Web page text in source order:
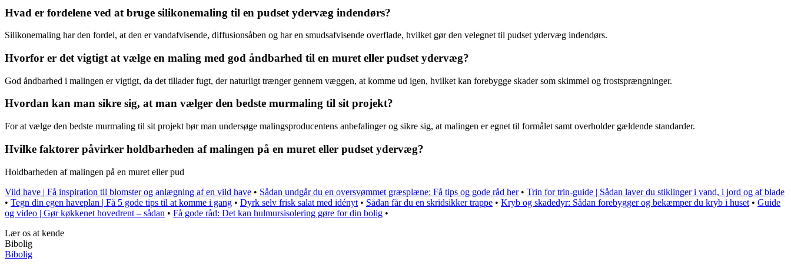
Hvad er fordelene ved at bruge silikonemaling til en pudset ydervæg indendørs?
Silikonemaling har den fordel, at den er vandafvisende, diffusionsåben og har en smudsafvisende overflade, hvilket gør den velegnet til pudset ydervæg indendørs.
Hvorfor er det vigtigt at vælge en maling med god åndbarhed til en muret eller pudset ydervæg?
God åndbarhed i malingen er vigtigt, da det tillader fugt, der naturligt trænger gennem væggen, at komme ud igen, hvilket kan forebygge skader som skimmel og frostsprængninger.
Hvordan kan man sikre sig, at man vælger den bedste murmaling til sit projekt?
For at vælge den bedste murmaling til sit projekt bør man undersøge malingsproducentens anbefalinger og sikre sig, at malingen er egnet til formålet samt overholder gældende standarder.
Hvilke faktorer påvirker holdbarheden af malingen på en muret eller pudset ydervæg?
Holdbarheden af malingen på en muret eller pud
Vild have | Få inspiration til blomster og anlægning af en vild have • Sådan undgår du en oversvømmet græsplæne: Få tips og gode råd her• Trin for trin-guide | Sådan laver du stiklinger i vand, i jord og af blade
• Tegn din egen haveplan | Få 5 gode tips til at komme i gang • Dyrk selv frisk salat med idényt • Sådan får du en skridsikker trappe • Kryb og skadedyr: Sådan forebygger og bekæmper du kryb i huset • Guide
og video | Gør køkkenet hovedrent – sådan • Få gode råd: Det kan hulmursisolering gøre for din bolig •
Lær os at kende
Bibolig
Bibolig